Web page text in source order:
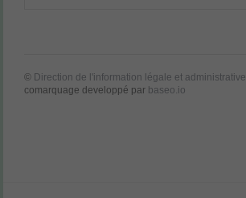
© Direction de l'information légale et administrative
comarquage developpé par baseo.io